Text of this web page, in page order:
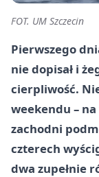
FOT. UM Szczecin
Pierwszego
nie dopisał i
cierpliwość.
weekendu –
zachodni
czterech
dwa zupełnie